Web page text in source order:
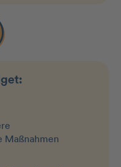
Maßnahmen